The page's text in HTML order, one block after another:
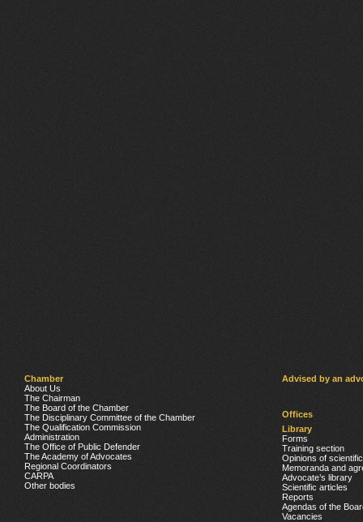
Chamber
About Us
The Chairman
The Board of the Chamber
The Disciplinary Committee of the Chamber
The Qualification Commission
Administration
The Office of Public Defender
The Academy of Advocates
Regional Coordinators
CARPA
Other bodies
Advised by an
Offices
Library
Forms
Training section
Opinions of
Memoranda and
Advocate’s library
Scientific articles
Reports
Agendas of the
Vacancies